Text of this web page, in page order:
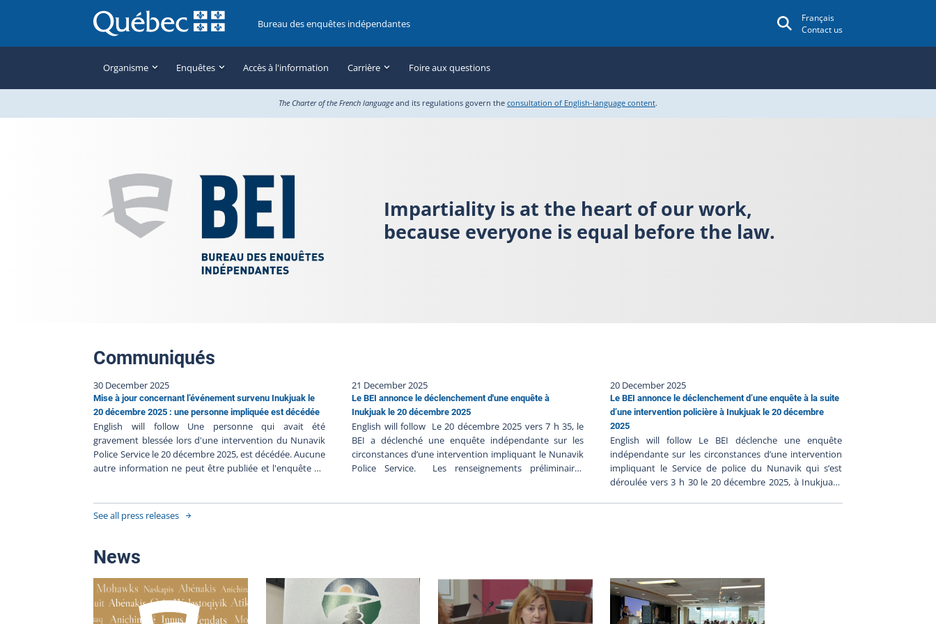
Bureau des enquêtes indépendantes
Français
Contact us
Organisme Enquêtes Accès à l'information Carrière Foire aux questions
The Charter of the French language and its regulations govern the consultation of English-language content.
Impartiality is at the heart of our work,
because everyone is equal before the law.
Communiqués
30 December 2025
Mise à jour concernant l’événement survenu Inukjuak le
20 décembre 2025 : une personne impliquée est décédée
English will follow Une personne qui avait été
gravement blessée lors d'une intervention du Nunavik
Police Service le 20 décembre 2025, est décédée. Aucune
autre information ne peut être publiée et l'enquête du
complète sur les faits entourant l’intervention policière.
Le BEI enquête dans tous les cas où une personne,
blessure grave ou est blessée par une arme à feu utilisée
par un policier lors d'une intervention policière ou
durant sa détention par un corps de police. Update
regarding the event that occurred in Inukjuak on
December 20, 2025: one person involved has died A
person who was seriously injured during a Nunavik
21 December 2025
Le BEI annonce le déclenchement d'une enquête à
Inukjuak le 20 décembre 2025
English will follow Le 20 décembre 2025 vers 7 h 35, le
BEI a déclenché une enquête indépendante sur les
circonstances d’une intervention impliquant le Nunavik
Police Service. Les renseignements préliminaires
de coup de feu entre la personne et les policiers ;La
personne aurait été blessée lors de l’intervention et elle
aurait été mise en état d’arrestation ;Une autre
personne aurait été retrouvée gravement blessée à
20 December 2025
Le BEI annonce le déclenchement d’une enquête à la suite
d’une intervention policière à Inukjuak le 20 décembre
2025
English will follow Le BEI déclenche une enquête
indépendante sur les circonstances d’une intervention
impliquant le Service de police du Nunavik qui s’est
déroulée vers 3 h 30 le 20 décembre 2025, à Inukjuak.
d’enquête, notamment la scène, rencontrer des
témoins et les familles impliqués. Le Bureau des
enquêtes indépendantes a pour mission de faire la
lumière complète sur les faits entourant une
See all press releases
News